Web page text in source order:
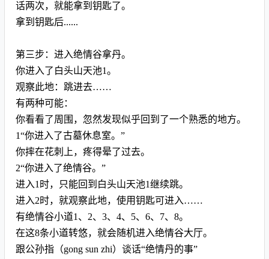
话两次，就能拿到钥匙了。
拿到钥匙后......
第三步：进入绝情谷拿丹。
你进入了白头山天池1。
观察此地：跳进去……
有两种可能：
你看看了周围，忽然发现似乎回到了一个熟悉的地方。
1“你进入了古墓休息室。”
你摔在花刺上，疼得晕了过去。
2“你进入了绝情谷。”
进入1时，只能回到白头山天池1继续跳。
进入2时，就观察此地，使用钥匙可进入……
有绝情谷小道1、2、3、4、5、6、7、8。
在这8条小道转悠，就会随机进入绝情谷大厅。
跟公孙指（gong sun zhi）谈话“绝情丹的事”